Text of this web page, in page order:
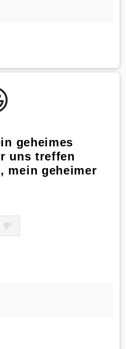
geheimes
uns treffen
mein geheimer